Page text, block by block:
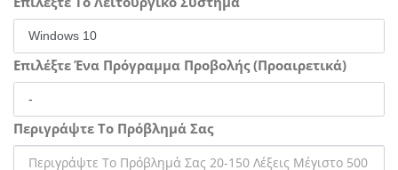
Επιλέξτε Ένα Πρόγραμμα Προβολής (Προαιρετικά)
Περιγράψτε Το Πρόβλημά Σας